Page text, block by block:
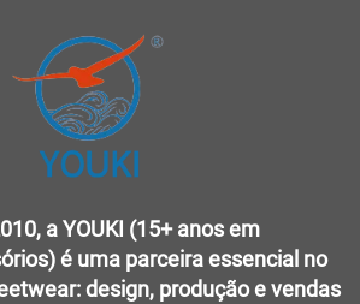
a YOUKI (15+ anos em
é uma parceira essencial no
design, produção e vendas